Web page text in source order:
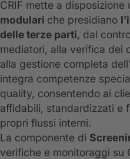
CRIF mette a disposizione
modulari che presidiano
delle terze parti, dal
mediatori, alla verifica dei
alla gestione completa
integra competenze
quality, consentendo ai
affidabili, standardizzati e
propri flussi interni.
La componente di
verifiche e monitoraggi su